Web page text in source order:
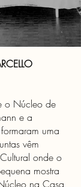
o Núcleo de
e a
uma
vêm
onde o
mostra
na Casa